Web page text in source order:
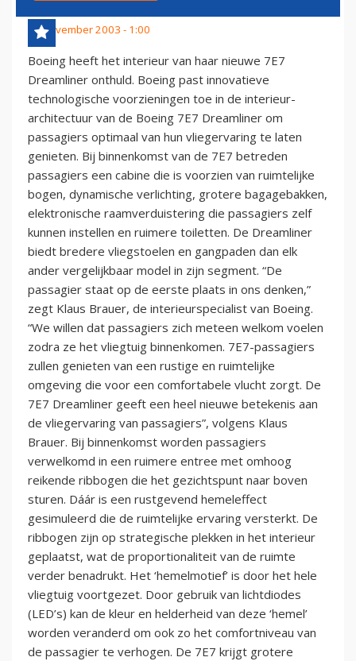
19 november 2003 - 1:00
Boeing heeft het interieur van haar nieuwe 7E7
Dreamliner onthuld. Boeing past innovatieve
technologische voorzieningen toe in de interieur-
architectuur van de Boeing 7E7 Dreamliner om
passagiers optimaal van hun vliegervaring te laten
genieten. Bij binnenkomst van de 7E7 betreden
passagiers een cabine die is voorzien van ruimtelijke
bogen, dynamische verlichting, grotere bagagebakken,
elektronische raamverduistering die passagiers zelf
kunnen instellen en ruimere toiletten. De Dreamliner
biedt bredere vliegstoelen en gangpaden dan elk
ander vergelijkbaar model in zijn segment. “De
passagier staat op de eerste plaats in ons denken,”
zegt Klaus Brauer, de interieurspecialist van Boeing.
“We willen dat passagiers zich meteen welkom voelen
zodra ze het vliegtuig binnenkomen. 7E7-passagiers
zullen genieten van een rustige en ruimtelijke
omgeving die voor een comfortabele vlucht zorgt. De
7E7 Dreamliner geeft een heel nieuwe betekenis aan
de vliegervaring van passagiers”, volgens Klaus
Brauer. Bij binnenkomst worden passagiers
verwelkomd in een ruimere entree met omhoog
reikende ribbogen die het gezichtspunt naar boven
sturen. Dáár is een rustgevend hemeleffect
gesimuleerd die de ruimtelijke ervaring versterkt. De
ribbogen zijn op strategische plekken in het interieur
geplaatst, wat de proportionaliteit van de ruimte
verder benadrukt. Het ‘hemelmotief’ is door het hele
vliegtuig voortgezet. Door gebruik van lichtdiodes
(LED’s) kan de kleur en helderheid van deze ‘hemel’
worden veranderd om ook zo het comfortniveau van
de passagier te verhogen. De 7E7 krijgt grotere